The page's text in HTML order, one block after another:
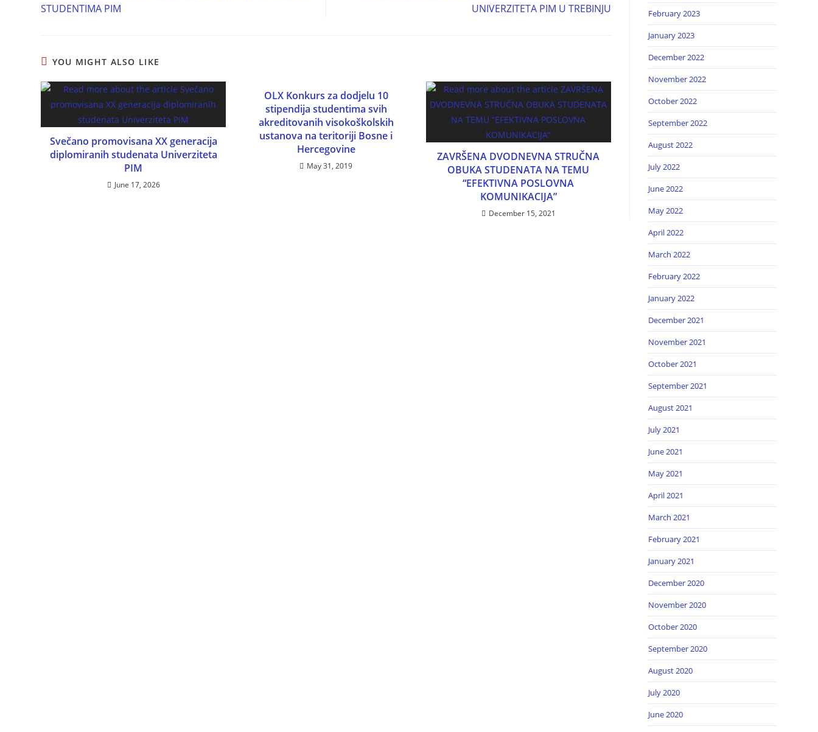
STUDENTIMA PIM
UNIVERZITETA PIM U TREBINJU
YOU MIGHT ALSO LIKE
Svečano promovisana XX generacija
diplomiranih studenata Univerziteta
PIM
June 17, 2026
OLX Konkurs za dodjelu 10
stipendija studentima svih
akreditovanih visokoškolskih
ustanova na teritoriji Bosne i
Hercegovine
May 31, 2019
ZAVRŠENA DVODNEVNA STRUČNA
OBUKA STUDENATA NA TEMU
“EFEKTIVNA POSLOVNA
KOMUNIKACIJA”
December 15, 2021
February 2023
January 2023
December 2022
November 2022
October 2022
September 2022
August 2022
July 2022
June 2022
May 2022
April 2022
March 2022
February 2022
January 2022
December 2021
November 2021
October 2021
September 2021
August 2021
July 2021
June 2021
May 2021
April 2021
March 2021
February 2021
January 2021
December 2020
November 2020
October 2020
September 2020
August 2020
July 2020
June 2020